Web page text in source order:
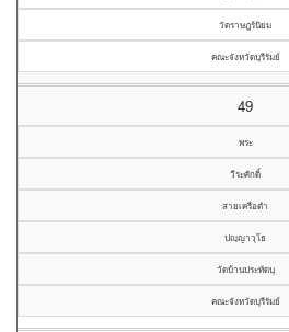
วัดราษฎร์นิยม
คณะจังหวัดบุรีรัมย์
49
พระ
วีระศักดิ์
สายเครือดำ
ปญฺญาวุโธ
วัดบ้านประทัดบุ
คณะจังหวัดบุรีรัมย์